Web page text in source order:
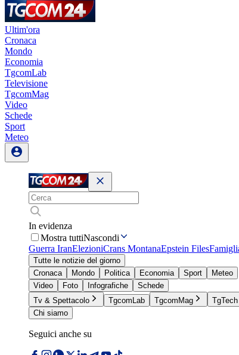
Ultim'ora
Cronaca
Mondo
Economia
TgcomLab
Televisione
TgcomMag
Video
Schede
Sport
Meteo
In evidenza
Mostra tuttiNascondi
Guerra IranElezioniCrans MontanaEpstein Files
Tutte le notizie del giorno
Cronaca
Mondo Politica Economia Sport
Meteo
Video
Foto Infografiche
Schede
Tv & Spettacolo
TgcomLab TgcomMag TgTech
Chi siamo
Seguici anche su